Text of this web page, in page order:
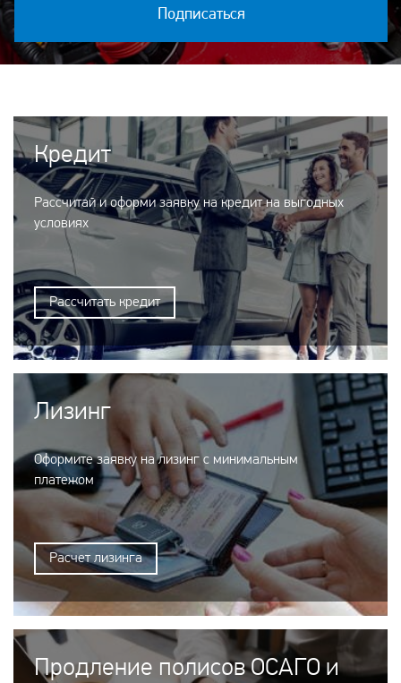
Подписаться
Кредит
Рассчитай и оформи заявку на кредит на выгодных
условиях
Рассчитать кредит
Лизинг
Оформите заявку на лизинг с минимальным
платежом
Расчет лизинга
Продление полисов ОСАГО и